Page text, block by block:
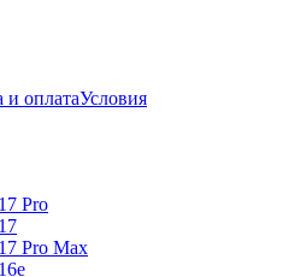
и оплатаУсловия
Pro
Pro Max